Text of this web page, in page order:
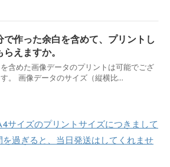
で作った余白を含めて、プリントし
らえますか。
含めた画像データのプリントは可能でござ
。 画像データのサイズ（縦横比...
サイズのプリントサイズにつきまして
を過ぎると、当日発送はしてくれませ